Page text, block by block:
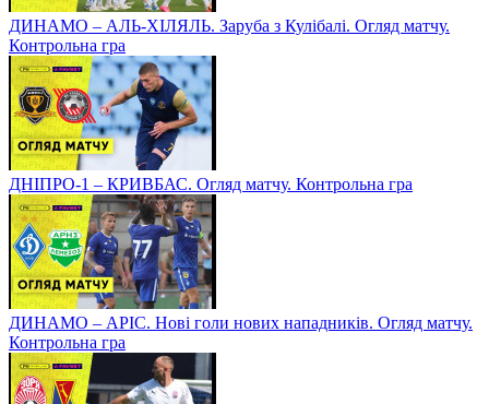
ДИНАМО – АЛЬ-ХІЛЯЛЬ. Заруба з Кулібалі. Огляд матчу.
Контрольна гра
ДНІПРО-1 – КРИВБАС. Огляд матчу. Контрольна гра
ДИНАМО – АРІС. Нові голи нових нападників. Огляд матчу.
Контрольна гра